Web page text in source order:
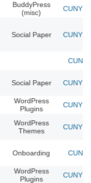
BuddyPress
(misc)
CUNY
Social Paper CUNY
CUNY
Social Paper CUNY
WordPress
Plugins
CUNY
WordPress
Themes
CUNY
Onboarding CUNY
WordPress
Plugins
CUNY